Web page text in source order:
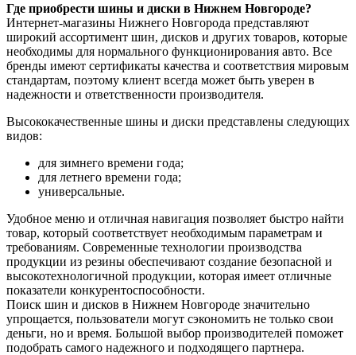
Где приобрести шины и диски в Нижнем Новгороде?
Интернет-магазины Нижнего Новгорода представляют
широкий ассортимент шин, дисков и других товаров, которые
необходимы для нормального функционирования авто. Все
бренды имеют сертификаты качества и соответствия мировым
стандартам, поэтому клиент всегда может быть уверен в
надежности и ответственности производителя.
Высококачественные шины и диски представлены следующих
видов:
для зимнего времени года;
для летнего времени года;
универсальные.
Удобное меню и отличная навигация позволяет быстро найти
товар, который соответствует необходимым параметрам и
требованиям. Современные технологии производства
продукции из резины обеспечивают создание безопасной и
высокотехнологичной продукции, которая имеет отличные
показатели конкурентоспособности.
Поиск шин и дисков в Нижнем Новгороде значительно
упрощается, пользователи могут сэкономить не только свои
деньги, но и время. Большой выбор производителей поможет
подобрать самого надежного и подходящего партнера.